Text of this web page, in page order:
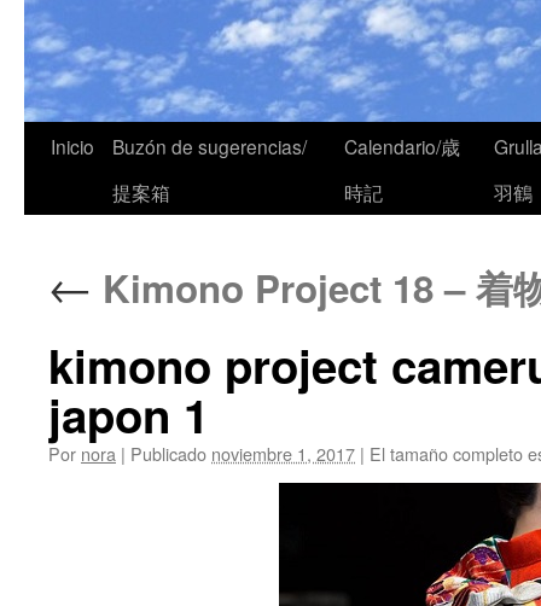
Inicio
Buzón de sugerencias/
提案箱
Calendario/歳
時記
羽鶴
← Kimono Project 18 – 着
kimono project
japon 1
Por nora | Publicado noviembre 1, 2017 | El tamaño completo